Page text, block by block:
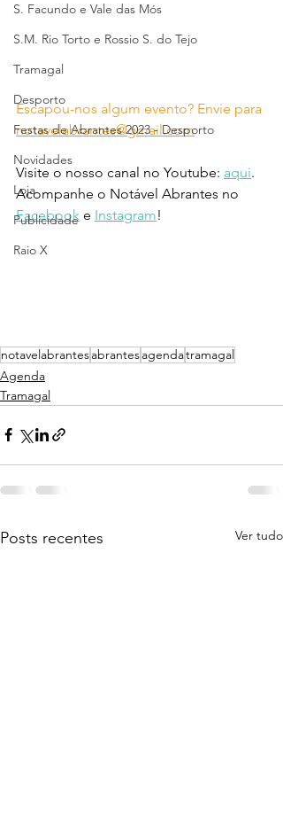
S. Facundo e Vale das Mós
S.M. Rio Torto e Rossio S. do Tejo
Tramagal
Desporto
Festas de Abrantes 2023 - Desporto
Novidades
Loja
Publicidade
Raio X
Escapou-nos algum evento? Envie para
notavelabrantes@gmail.com
Visite o nosso canal no Youtube: aqui.
Acompanhe o Notável Abrantes no
Facebook e Instagram!
notavelabrantesabrantesagendatramagal
Agenda
Tramagal
Posts recentes Ver tudo